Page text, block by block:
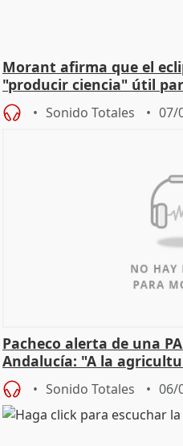
Morant afirma que el
"producir ciencia" útil
Sonido Totales 07/
Pacheco alerta de una
Andalucía: "A la
Sonido Totales 06/